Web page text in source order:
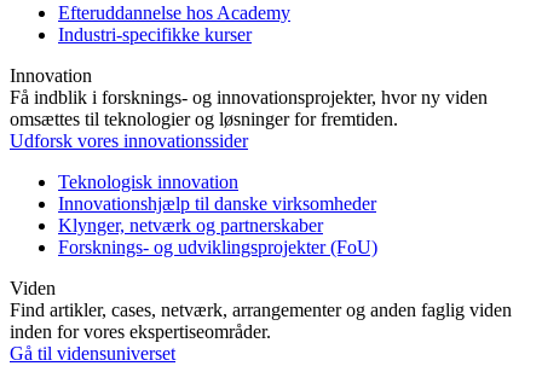
Efteruddannelse hos Academy
Industri-specifikke kurser
Innovation
Få indblik i forsknings- og innovationsprojekter, hvor ny viden
omsættes til teknologier og løsninger for fremtiden.
Udforsk vores innovationssider
Teknologisk innovation
Innovationshjælp til danske virksomheder
Klynger, netværk og partnerskaber
Forsknings- og udviklingsprojekter (FoU)
Viden
Find artikler, cases, netværk, arrangementer og anden faglig viden
inden for vores ekspertiseområder.
Gå til vidensuniverset